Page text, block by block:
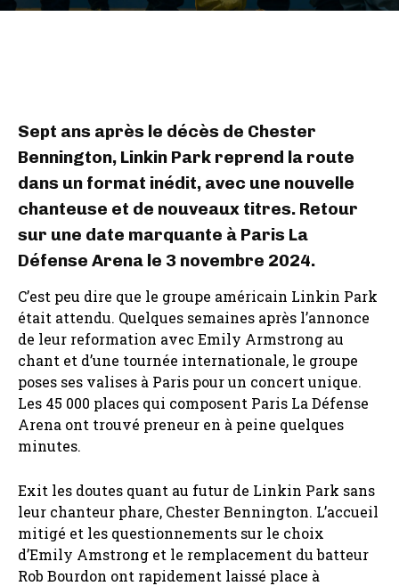
Sept ans après le décès de Chester
Bennington, Linkin Park reprend la route
dans un format inédit, avec une nouvelle
chanteuse et de nouveaux titres. Retour
sur une date marquante à Paris La
Défense Arena le 3 novembre 2024.
C’est peu dire que le groupe américain Linkin Park
était attendu. Quelques semaines après l’annonce
de leur reformation avec Emily Armstrong au
chant et d’une tournée internationale, le groupe
poses ses valises à Paris pour un concert unique.
Les 45 000 places qui composent Paris La Défense
Arena ont trouvé preneur en à peine quelques
minutes.
Exit les doutes quant au futur de Linkin Park sans
leur chanteur phare, Chester Bennington. L’accueil
mitigé et les questionnements sur le choix
d’Emily Amstrong et le remplacement du batteur
Rob Bourdon ont rapidement laissé place à